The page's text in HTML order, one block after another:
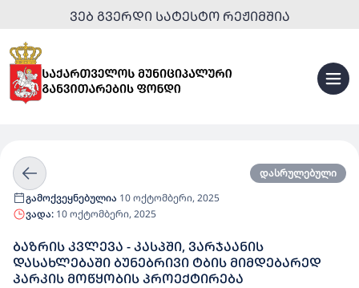
ᲕᲔᲑ ᲒᲕᲔᲠᲓᲘ ᲡᲐᲢᲔᲡᲢᲝ ᲠᲔᲟᲘᲛᲨᲘᲐ
დასრულებული
გამოქვეყნებულია 10 ოქტომბერი, 2025
ვადა: 10 ოქტომბერი, 2025
ᲑᲐᲖᲠᲘᲡ ᲙᲕᲚᲔᲕᲐ - ᲙᲐᲡᲞᲨᲘ, ᲕᲐᲠᲯᲐᲐᲜᲘᲡ
ᲓᲐᲡᲐᲮᲚᲔᲑᲐᲨᲘ ᲑᲣᲜᲔᲑᲠᲘᲕᲘ ᲢᲑᲘᲡ ᲛᲘᲛᲓᲔᲑᲐᲠᲔᲓ
ᲞᲐᲠᲙᲘᲡ ᲛᲝᲬᲧᲝᲑᲘᲡ ᲞᲠᲝᲔᲥᲢᲘᲠᲔᲑᲐ